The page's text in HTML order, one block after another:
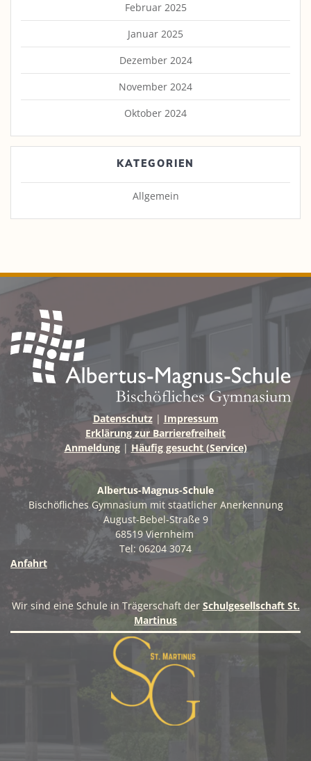
Februar 2025
Januar 2025
Dezember 2024
November 2024
Oktober 2024
KATEGORIEN
Allgemein
Datenschutz | Impressum
Erklärung zur Barrierefreiheit
Anmeldung | Häufig gesucht (Service)
Albertus-Magnus-Schule
Bischöfliches Gymnasium mit staatlicher Anerkennung
August-Bebel-Straße 9
68519 Viernheim
Tel: 06204 3074
Anfahrt
Wir sind eine Schule in Trägerschaft der Schulgesellschaft St.
Martinus